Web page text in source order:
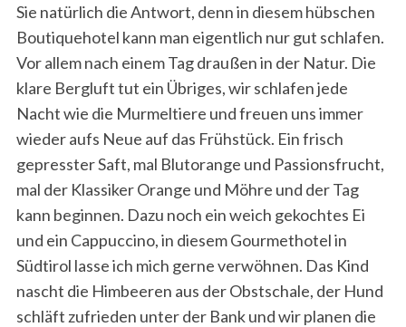
Sie natürlich die Antwort, denn in diesem hübschen
Boutiquehotel kann man eigentlich nur gut schlafen.
Vor allem nach einem Tag draußen in der Natur. Die
klare Bergluft tut ein Übriges, wir schlafen jede
Nacht wie die Murmeltiere und freuen uns immer
wieder aufs Neue auf das Frühstück. Ein frisch
gepresster Saft, mal Blutorange und Passionsfrucht,
mal der Klassiker Orange und Möhre und der Tag
kann beginnen. Dazu noch ein weich gekochtes Ei
und ein Cappuccino, in diesem Gourmethotel in
Südtirol lasse ich mich gerne verwöhnen. Das Kind
nascht die Himbeeren aus der Obstschale, der Hund
schläft zufrieden unter der Bank und wir planen die